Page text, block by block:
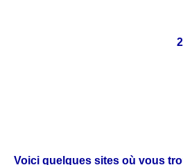
Voici quelques sites où vous